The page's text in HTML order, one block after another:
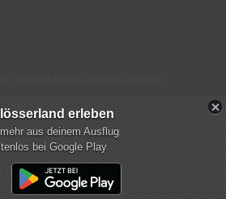
Netz
erleben
aus deinem Ausflug
bei Google Play
mehr